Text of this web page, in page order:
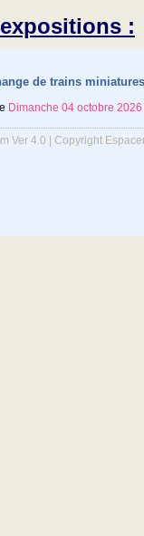
:
de trains
Dimanche 04 octobre 2026
Ver 4.0 | Copyright